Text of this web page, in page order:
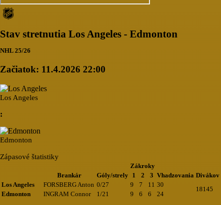
Stav stretnutia Los Angeles - Edmonton
NHL 25/26
Začiatok: 11.4.2026 22:00
Los Angeles
:
Edmonton
Zápasové štatistiky
Zákroky
Brankár
Góly/strely 1 2 3 Vhadzovania Divákov
Los Angeles
FORSBERG Anton 0/27 9 7 11 30
18145
Edmonton INGRAM Connor 1/21 9 6 6 24